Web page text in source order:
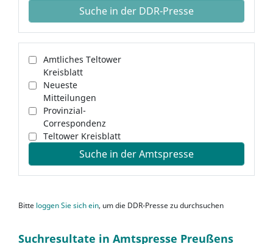
Suche in der DDR-Presse
Amtliches Teltower
Kreisblatt
Neueste
Mitteilungen
Provinzial-
Correspondenz
Teltower Kreisblatt
Suche in der Amtspresse
Bitte loggen Sie sich ein, um die DDR-Presse zu durchsuchen
Suchresultate in Amtspresse Preußens